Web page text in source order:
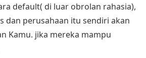
default( di luar obrolan rahasia),
dan perusahaan itu sendiri akan
Kamu. jika mereka mampu